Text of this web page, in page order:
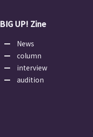
BIG UP! Zine
News
column
interview
audition